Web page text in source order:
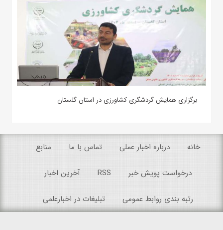
برگزاری همایش گردشگری کشاورزی در استان گلستان
خانه درباره اخبار عملی تماس با ما منابع
درخواست پویش خبر RSS آخرین اخبار
رتبه بندی روابط عمومی تبلیغات در اخبارعلمی